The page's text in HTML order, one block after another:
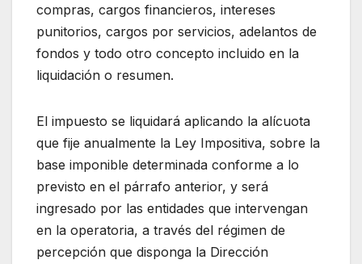
compras, cargos financieros, intereses
punitorios, cargos por servicios, adelantos de
fondos y todo otro concepto incluido en la
liquidación o resumen.
El impuesto se liquidará aplicando la alícuota
que fije anualmente la Ley Impositiva, sobre la
base imponible determinada conforme a lo
previsto en el párrafo anterior, y será
ingresado por las entidades que intervengan
en la operatoria, a través del régimen de
percepción que disponga la Dirección